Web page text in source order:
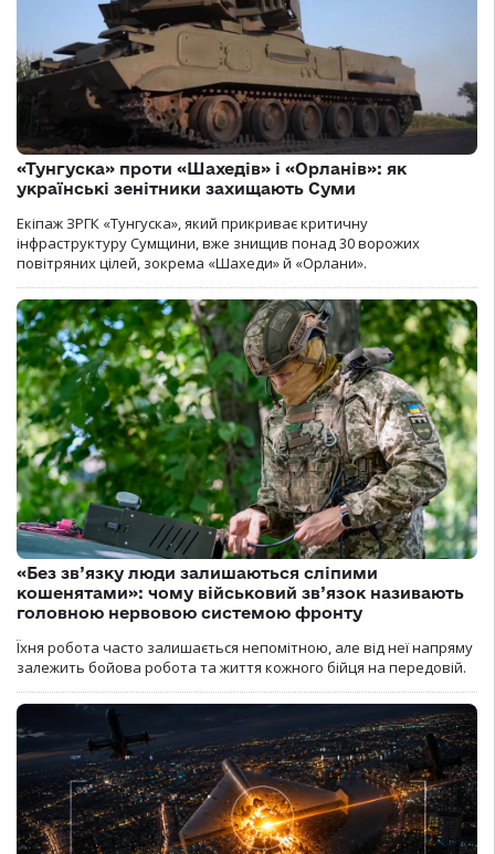
«Тунгуска» проти «Шахедів» і «Орланів»: як
українські зенітники захищають Суми
Екіпаж ЗРГК «Тунгуска», який прикриває критичну
інфраструктуру Сумщини, вже знищив понад 30 ворожих
повітряних цілей, зокрема «Шахеди» й «Орлани».
«Без зв’язку люди залишаються сліпими
кошенятами»: чому військовий зв’язок називають
головною нервовою системою фронту
Їхня робота часто залишається непомітною, але від неї напряму
залежить бойова робота та життя кожного бійця на передовій.